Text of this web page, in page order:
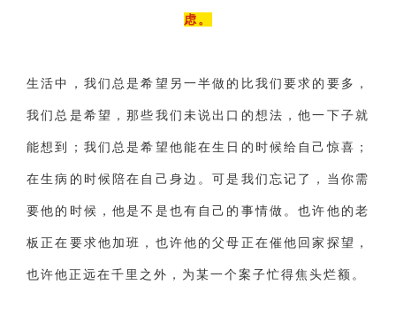
虑。
生活中，我们总是希望另一半做的比我们要求的要多，
我们总是希望，那些我们未说出口的想法，他一下子就
能想到；我们总是希望他能在生日的时候给自己惊喜；
在生病的时候陪在自己身边。可是我们忘记了，当你需
要他的时候，他是不是也有自己的事情做。也许他的老
板正在要求他加班，也许他的父母正在催他回家探望，
也许他正远在千里之外，为某一个案子忙得焦头烂额。